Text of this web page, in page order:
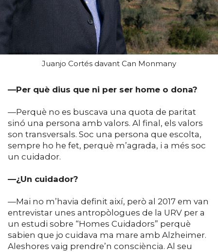
Juanjo Cortés davant Can Monmany
—Per què dius que ni per ser home o dona?
—Perquè no es buscava una quota de paritat
sinó una persona amb valors. Al final, els valors
son transversals. Soc una persona que escolta,
sempre ho he fet, perquè m’agrada, i a més soc
un cuidador.
—¿Un cuidador?
—Mai no m’havia definit així, però al 2017 em van
entrevistar unes antropòlogues de la URV per a
un estudi sobre “Homes Cuidadors” perquè
sabien que jo cuidava ma mare amb Alzheimer.
Aleshores vaig prendre’n consciència. Al seu